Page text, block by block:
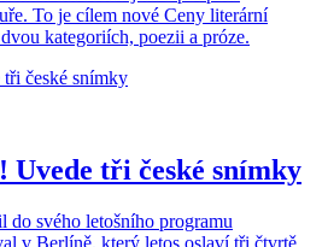
To je cílem nové Ceny literární
kategoriích, poezii a próze.
Uvede tři české snímky
do svého letošního programu
v Berlíně, který letos oslaví tři čtvrtě